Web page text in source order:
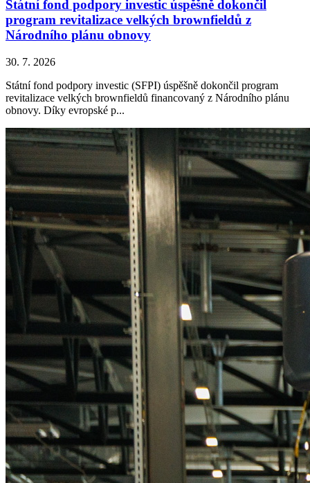
Státní fond podpory investic úspěšně dokončil
program revitalizace velkých brownfieldů z
Národního plánu obnovy
30. 7. 2026
Státní fond podpory investic (SFPI) úspěšně dokončil program
revitalizace velkých brownfieldů financovaný z Národního plánu
obnovy. Díky evropské p...